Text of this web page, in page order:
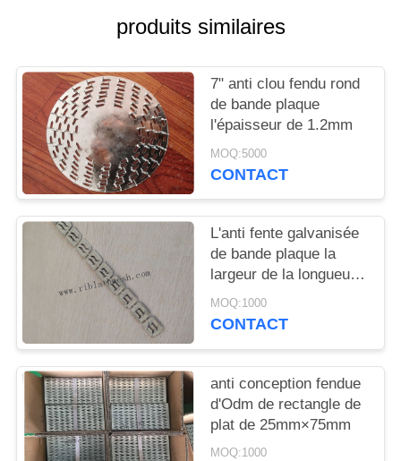
SITE
PRIVACY
POLICY
produits similaires
7" anti clou fendu rond
de bande plaque
l'épaisseur de 1.2mm
MOQ:5000
CONTACT
L'anti fente galvanisée
de bande plaque la
largeur de la longueur
20mm de 265mm
MOQ:1000
CONTACT
anti conception fendue
d'Odm de rectangle de
plat de 25mm×75mm
MOQ:1000